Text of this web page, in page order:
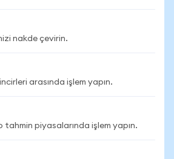
nakde çevirin.
arasında işlem yapın.
tahmin piyasalarında işlem yapın.